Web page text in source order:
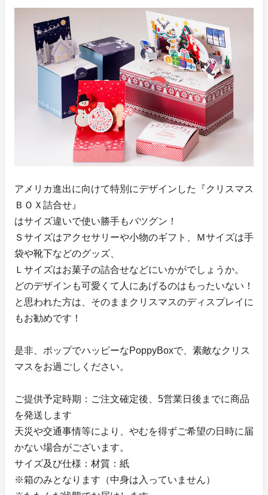
アメリカ進出に向けて特別にデザインした『クリスマス
ＢＯＸ詰合せ』
はサイズ違いで使い勝手もバツグン！
Ｓサイズはアクセサリーや小物のギフト、Ｍサイズは手
袋や靴下などのグッズ、
Ｌサイズはお菓子の詰合せなどにいかがでしょうか。
どのデザインも可愛くて人にあげるのはもったいない！
と思われた方は、そのままクリスマスのディスプレイに
もお勧めです！
是非、ポップでハッピーなPoppyBoxで、素敵なクリス
マスをお過ごしください。
ご提供予定時期：ご注文確定後、5営業日後までに商品
を発送します
天災や交通事情等により、やむを得ずご希望の日時に届
かない場合がございます。
サイズ及び仕様：材質：紙
※箱のみとなります（中身は入っていません）